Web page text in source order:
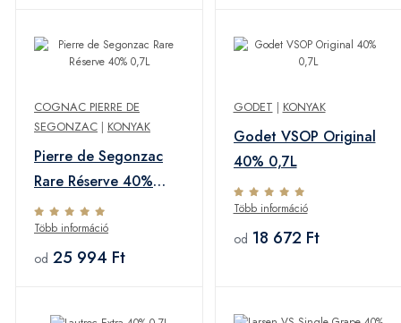
COGNAC PIERRE DE
SEGONZAC | KONYAK
Pierre de Segonzac
Rare Réserve 40%
0,7L
Több információ
od 25 994 Ft
GODET | KONYAK
Godet VSOP Original
40% 0,7L
Több információ
od 18 672 Ft